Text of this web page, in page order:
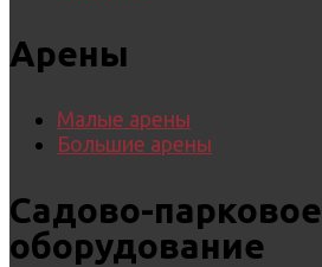
Арены
Малые арены
Большие арены
Садово-парковое
оборудование